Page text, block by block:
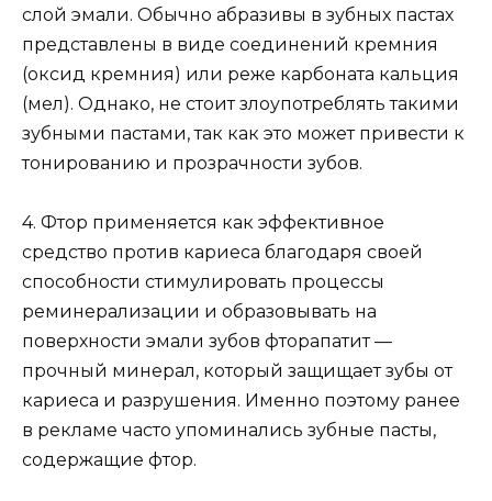
слой эмали. Обычно абразивы в зубных пастах
представлены в виде соединений кремния
(оксид кремния) или реже карбоната кальция
(мел). Однако, не стоит злоупотреблять такими
зубными пастами, так как это может привести к
тонированию и прозрачности зубов.
4. Фтор применяется как эффективное
средство против кариеса благодаря своей
способности стимулировать процессы
реминерализации и образовывать на
поверхности эмали зубов фторапатит —
прочный минерал, который защищает зубы от
кариеса и разрушения. Именно поэтому ранее
в рекламе часто упоминались зубные пасты,
содержащие фтор.